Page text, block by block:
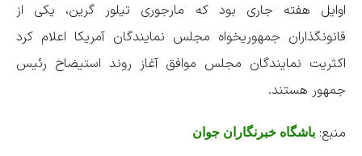
اوایل هفته جاری بود که مارجوری تیلور گرین، یکی از
قانونگذاران جمهوریخواه مجلس نمایندگان آمریکا اعلام کرد
اکثریت نمایندگان مجلس موافق آغاز روند استیضاح رئیس
جمهور هستند.
منبع: باشگاه خبرنگاران جوان